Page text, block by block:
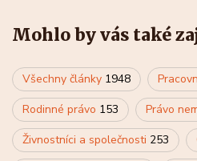
Mohlo by vás také
Všechny články 1948
Rodinné právo 153 Právo
Živnostníci a společnosti 253